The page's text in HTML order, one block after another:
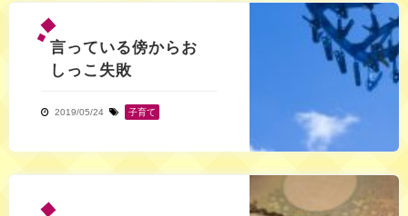
言っている傍からお
しっこ失敗
2019/05/24 子育て